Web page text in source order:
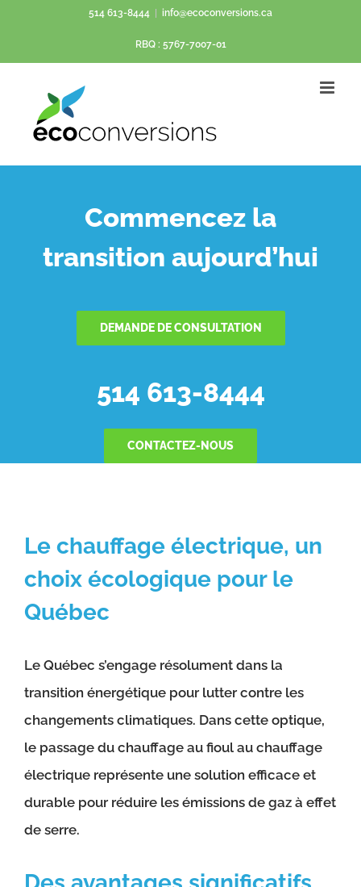
contenu
514 613-8444 info@ecoconversions.ca
RBQ : 5767-7007-01
Commencez la
transition aujourd’hui
DEMANDE DE CONSULTATION
514 613-8444
CONTACTEZ-NOUS
Le chauffage électrique, un
choix écologique pour le
Québec
Le Québec s’engage résolument dans la
transition énergétique pour lutter contre les
changements climatiques. Dans cette optique,
le passage du chauffage au fioul au chauffage
électrique représente une solution efficace et
durable pour réduire les émissions de gaz à effet
de serre.